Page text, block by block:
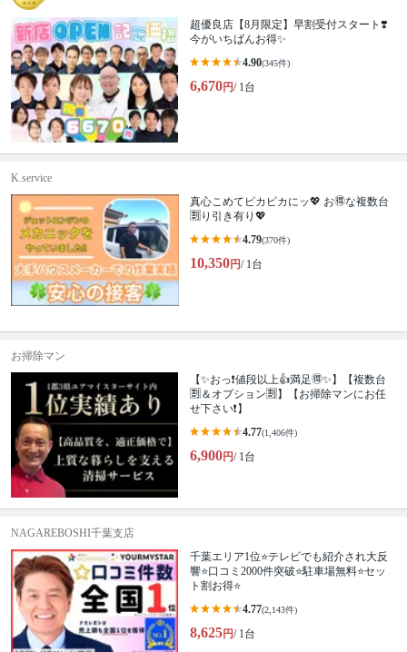
超優良店【8月限定】早割受付スタート❣️
今がいちばんお得✨
4.90(345件)
6,670円/ 1台
K.service
真心こめてピカピカにッ💖 お🉐な複数台
🈹り引き有り💖
4.79(370件)
10,350円/ 1台
お掃除マン
【✨おっ❗値段以上👍満足🉐✨】【複数台
🈹＆オプション🈹】【お掃除マンにお任
せ下さい❗】
4.77(1,406件)
6,900円/ 1台
NAGAREBOSHI千葉支店
千葉エリア1位⭐テレビでも紹介され大反
響⭐️口コミ2000件突破⭐️駐車場無料⭐セッ
ト割お得⭐
4.77(2,143件)
8,625円/ 1台